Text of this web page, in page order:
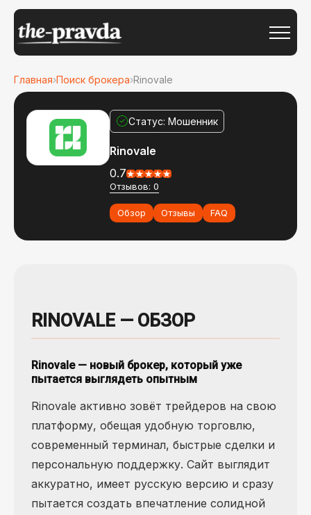
Главная›Поиск брокера›Rinovale
Статус: Мошенник
Rinovale
0.7
Отзывов: 0
Обзор Отзывы FAQ
RINOVALE — ОБЗОР
Rinovale — новый брокер, который уже
пытается выглядеть опытным
Rinovale активно зовёт трейдеров на свою
платформу, обещая удобную торговлю,
современный терминал, быстрые сделки и
персональную поддержку. Сайт выглядит
аккуратно, имеет русскую версию и сразу
пытается создать впечатление солидной